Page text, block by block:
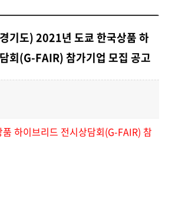
기도) 2021년 도쿄 한국상품 하
회(G-FAIR) 참가기업 모집 공고
하이브리드 전시상담회(G-FAIR) 참